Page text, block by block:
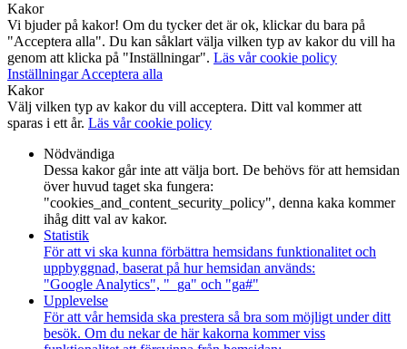
Kakor
Vi bjuder på kakor! Om du tycker det är ok, klickar du bara på
"Acceptera alla". Du kan såklart välja vilken typ av kakor du vill ha
genom att klicka på "Inställningar". Läs vår cookie policy
InställningarAcceptera alla
Kakor
Välj vilken typ av kakor du vill acceptera. Ditt val kommer att
sparas i ett år. Läs vår cookie policy
Nödvändiga
Dessa kakor går inte att välja bort. De behövs för att hemsidan
över huvud taget ska fungera:
"cookies_and_content_security_policy", denna kaka kommer
ihåg ditt val av kakor.
Statistik
För att vi ska kunna förbättra hemsidans funktionalitet och
uppbyggnad, baserat på hur hemsidan används:
"Google Analytics", "_ga" och "ga#"
Upplevelse
För att vår hemsida ska prestera så bra som möjligt under ditt
besök. Om du nekar de här kakorna kommer viss